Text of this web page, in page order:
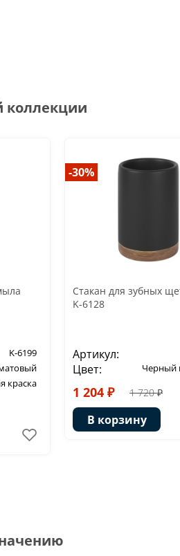
коллекции
K-6199
краска
-30%
Стакан для зубных
K-6128
Артикул:
Цвет:
Черный
1 204 ₽ 1 720 ₽
В корзину